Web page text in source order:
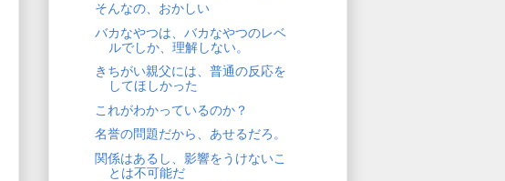
そんなの、おかしい
バカなやつは、バカなやつのレベ
ルでしか、理解しない。
きちがい親父には、普通の反応を
してほしかった
これがわかっているのか？
名誉の問題だから、あせるだろ。
関係はあるし、影響をうけないこ
とは不可能だ